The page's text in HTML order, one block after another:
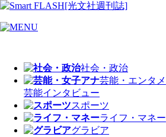
社会・政治
芸能・エンタメ
芸能インタビュー
スポーツ
ライフ・マネー
グラビア